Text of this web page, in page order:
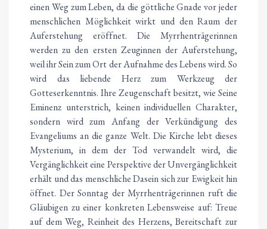
einen Weg zum Leben, da die göttliche Gnade vor jeder
menschlichen Möglichkeit wirkt und den Raum der
Auferstehung eröffnet. Die Myrrhenträgerinnen
werden zu den ersten Zeuginnen der Auferstehung,
weil ihr Sein zum Ort der Aufnahme des Lebens wird. So
wird das liebende Herz zum Werkzeug der
Gotteserkenntnis. Ihre Zeugenschaft besitzt, wie Seine
Eminenz unterstrich, keinen individuellen Charakter,
sondern wird zum Anfang der Verkündigung des
Evangeliums an die ganze Welt. Die Kirche lebt dieses
Mysterium, in dem der Tod verwandelt wird, die
Vergänglichkeit eine Perspektive der Unvergänglichkeit
erhält und das menschliche Dasein sich zur Ewigkeit hin
öffnet. Der Sonntag der Myrrhenträgerinnen ruft die
Gläubigen zu einer konkreten Lebensweise auf: Treue
auf dem Weg, Reinheit des Herzens, Bereitschaft zur